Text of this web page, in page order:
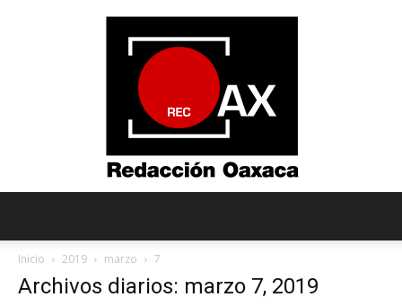
Inicio 2019 marzo 7
Archivos diarios: marzo 7, 2019